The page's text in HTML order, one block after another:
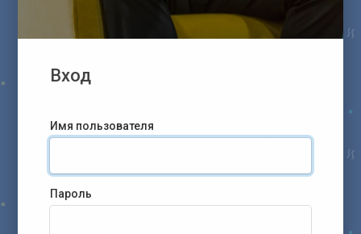
Вход
Имя пользователя
Пароль